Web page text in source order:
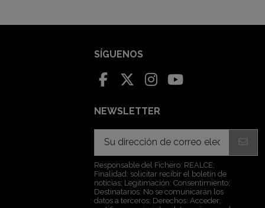
SÍGUENOS
NEWSLETTER
Responsable del Fichero: REALCE;
Finalidad: solicitar recibir el boletín de
noticias; Legitimación: Consentimiento;
Destinatarios: No se comunicarán los
datos a terceros; Derechos: Acceder,